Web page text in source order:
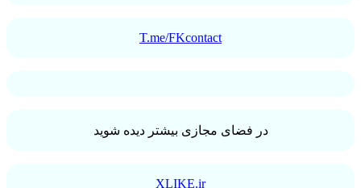
T.me/FKcontact
در فضای مجازی بیشتر دیده شوید
XLIKE.ir